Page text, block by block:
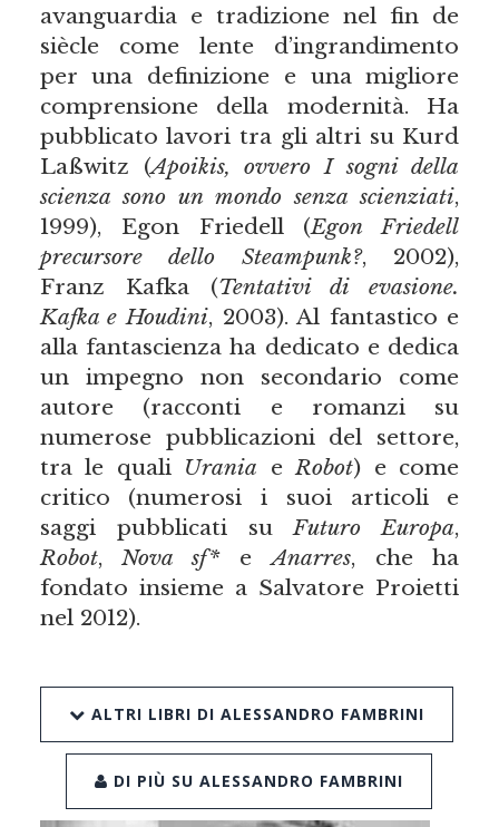
avanguardia e tradizione nel fin de
siècle come lente d’ingrandimento
per una definizione e una migliore
comprensione della modernità. Ha
pubblicato lavori tra gli altri su Kurd
Laßwitz (Apoikis, ovvero I sogni della
scienza sono un mondo senza scienziati,
1999), Egon Friedell (Egon Friedell
precursore dello Steampunk?, 2002),
Franz Kafka (Tentativi di evasione.
Kafka e Houdini, 2003). Al fantastico e
alla fantascienza ha dedicato e dedica
un impegno non secondario come
autore (racconti e romanzi su
numerose pubblicazioni del settore,
tra le quali Urania eRobot) e come
critico (numerosi i suoi articoli e
saggi pubblicati suFuturo Europa,
Robot,Nova sf*eAnarres, che ha
fondato insieme a Salvatore Proietti
nel 2012).
ALTRI LIBRI DI ALESSANDRO FAMBRINI
DI PIÙ SU ALESSANDRO FAMBRINI